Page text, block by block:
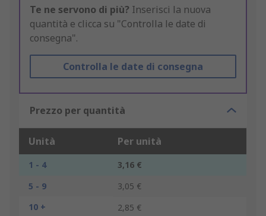
Te ne servono di più? Inserisci la nuova
quantità e clicca su "Controlla le date di
consegna".
Controlla le date di consegna
Prezzo per quantità
Unità Per unità
1 - 4
3,16 €
5 - 9
3,05 €
10 +
2,85 €